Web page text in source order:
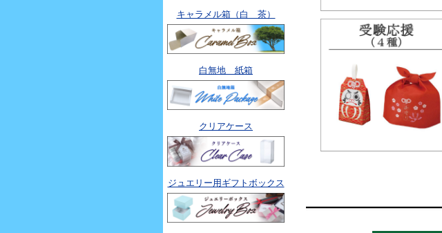
キャラメル箱（白 茶）
白無地 紙箱
クリアケース
ジュエリー用ギフトボックス